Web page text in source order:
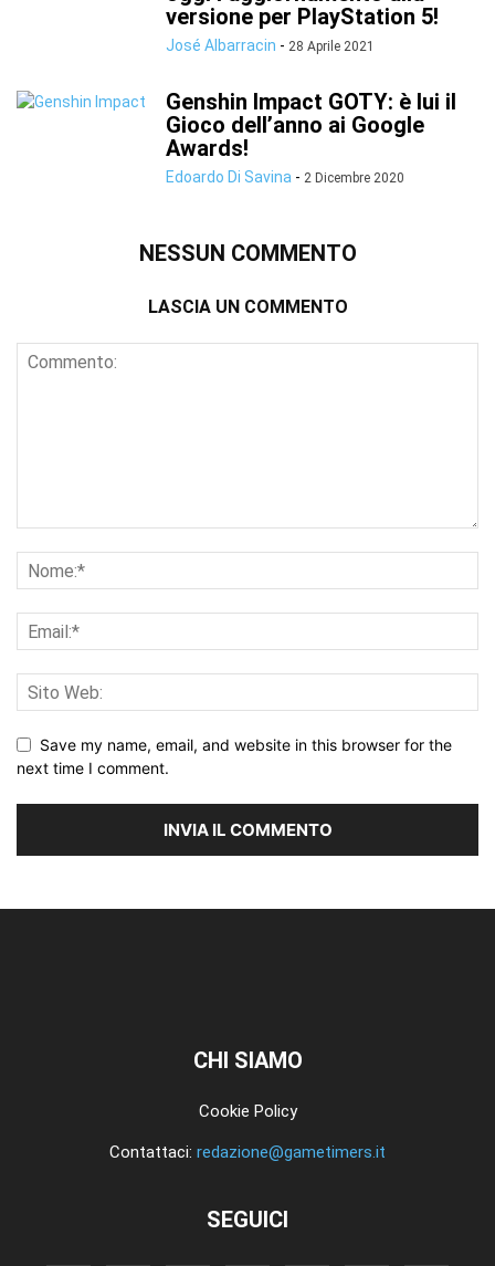
versione per PlayStation 5!
José Albarracin - 28 Aprile 2021
Genshin Impact GOTY: è lui il
Gioco dell’anno ai Google
Awards!
Edoardo Di Savina - 2 Dicembre 2020
NESSUN COMMENTO
LASCIA UN COMMENTO
Save my name, email, and website in this browser for the
next time I comment.
CHI SIAMO
Cookie Policy
Contattaci: redazione@gametimers.it
SEGUICI